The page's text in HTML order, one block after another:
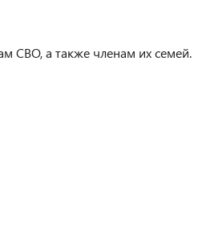
СВО, а также членам их семей.